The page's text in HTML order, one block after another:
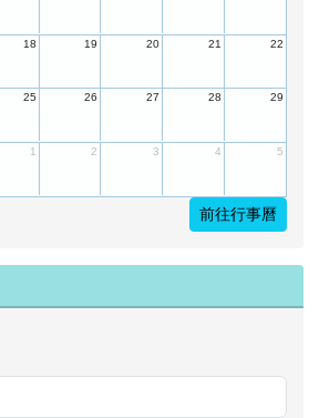
18 19 20 21 22
25 26 27 28 29
1 2 3 4 5
前往行事曆